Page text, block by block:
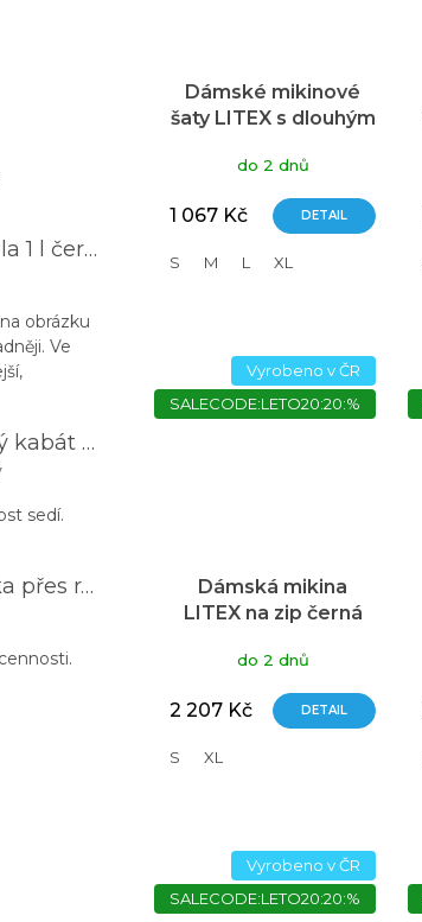
Taštička HUSKY Malla 1 l černá
hvězdiček.
obrázku
Ve
Pánský hardshellový kabát HUSKY Nestia M zelený
hvězdiček.
sedí.
Outdoorová kapsička přes rameno PROGRESS Corss Body černá
hvězdiček.
Dámské mikinové
šaty LITEX s dlouhým
do 2 dnů
1 067 Kč DETAIL
S M L XL
Vyrobeno v ČR
SALECODE:LETO20:20:%
Dámská mikina
LITEX na zip černá
do 2 dnů
2 207 Kč DETAIL
S XL
Vyrobeno v ČR
SALECODE:LETO20:20:%